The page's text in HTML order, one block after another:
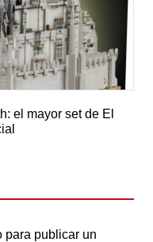
el mayor set de El
para publicar un